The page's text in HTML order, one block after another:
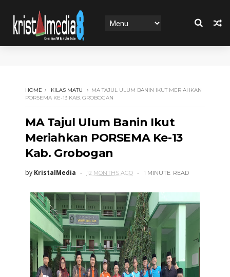
HOME KILAS MATU
MA TAJUL ULUM BANIN IKUT MERIAHKAN
PORSEMA KE-13 KAB. GROBOGAN
MA Tajul Ulum Banin Ikut
Meriahkan PORSEMA Ke-13
Kab. Grobogan
by KristalMedia 12 MONTHS AGO 1 MINUTE READ